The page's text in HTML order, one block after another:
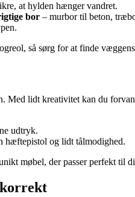
at hylden hænger vandret.
bor – murbor til beton,
så sørg for at finde
Med lidt kreativitet kan du
udtryk.
hæftepistol og lidt tålmodighed.
møbel, der passer perfekt til